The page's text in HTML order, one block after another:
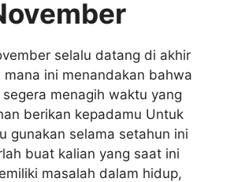
selalu datang di akhir
mana ini menandakan bahwa
menagih waktu yang
berikan kepadamu Untuk
gunakan selama setahun ini
buat kalian yang saat ini
masalah dalam hidup,